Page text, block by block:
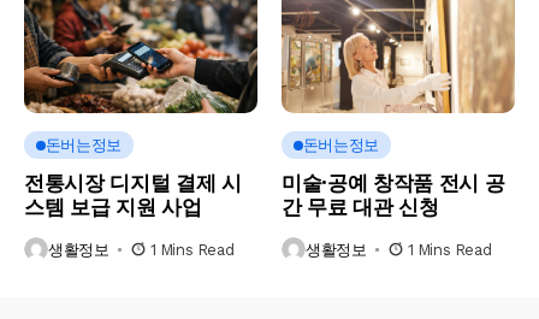
돈버는정보
전통시장 디지털 결제 시
스템 보급 지원 사업
생활정보 1 Mins Read
돈버는정보
미술·공예 창작품 전시 공
간 무료 대관 신청
생활정보 1 Mins Read